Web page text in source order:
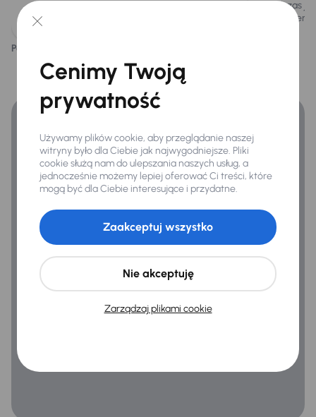
silnik benzynowy 1.4 16V o mocy 95KM.
podczas
Podoba ci się ten opis?
Finansowanie
Zyskaj lepsze warunki finansowania niż v banku.
Cenimy Twoją
prywatność
Używamy plików cookie, aby przeglądanie naszej
witryny było dla Ciebie jak najwygodniejsze. Pliki
cookie służą nam do ulepszania naszych usług, a
jednocześnie możemy lepiej oferować Ci treści, które
mogą być dla Ciebie interesujące i przydatne.
Zarządzaj plikami cookie
Nie akceptuję
Zaakceptuj wszystko